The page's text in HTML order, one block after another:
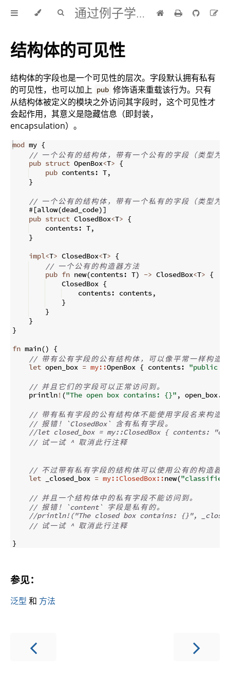
通过例子学 Rust 中文版
结构体的可见性
结构体的字段也是一个可见性的层次。字段默认拥有私有
的可见性，也可以加上 pub 修饰语来重载该行为。只有
从结构体被定义的模块之外访问其字段时，这个可见性才
会起作用，其意义是隐藏信息（即封装，
encapsulation）。
mod my {
// 一 个 公 有的结构 体 ， 带 有 一 个 公 有的 字段 （类型为
pub struct OpenBox<T> {
pub contents: T,
}
// 一 个 公 有的结构 体 ， 带 有 一 个私 有的 字段 （类型为
    #
[allow(dead_code)]
pub struct ClosedBox<T> {
    contents
: T,
}
impl<T> ClosedBox<T> {
// 一 个 公 有的构造器方法
pub fn new(contents: T) -> ClosedBox<T> {
    ClosedBox
{
    contents
: contents,
}
}
}
}
fn main()
{
// 带 有 公 有 字段的 公 有结构 体 ， 可 以 像 平 常 一样构造
let open_box = my::OpenBox { contents: "public
// 并且 它 们的 字段 可 以正 常 访问到。
    println
! ("The open box contains: {}" , open_box.
// 带 有私 有 字段的 公 有结构 体不能 使用 字段名来构造
// 报 错 ！ `ClosedBox` 含 有私 有 字段。
//let closed_box = my::ClosedBox { contents:
// 试 一 试 ^ 取消此行注释
// 不过 带 有私 有 字段的结构 体 可 以 使用 公 有的构造器
let _closed_box = my::ClosedBox::new("classified
// 并且 一 个结构 体 中的私 有 字段不能 访问到。
// 报 错 ！ `content` 字段是私 有的。
//println!("The closed box contains: {}",
// 试 一 试 ^ 取消此行注释
}
参见：
泛型 和 方法